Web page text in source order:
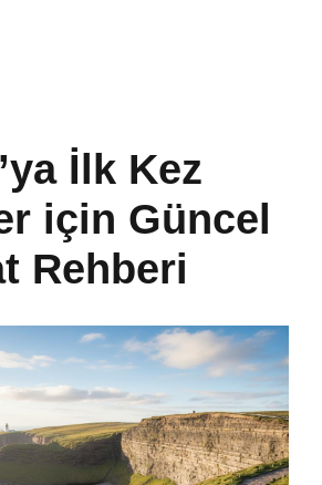
İlk Kez
için Güncel
Rehberi